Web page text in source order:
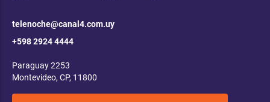
telenoche@canal4.com.uy
+598 2924 4444
Paraguay 2253
Montevideo, CP, 11800